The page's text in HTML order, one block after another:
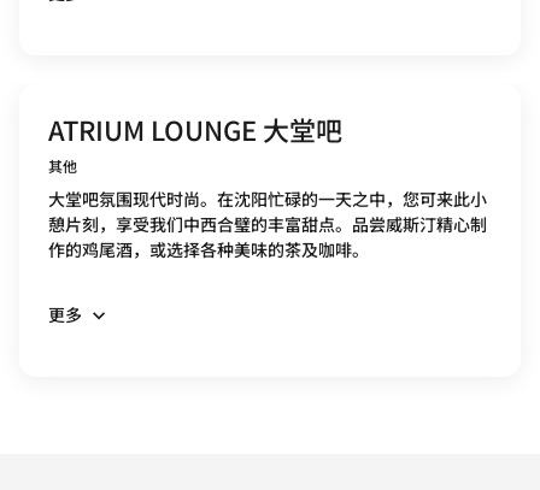
ATRIUM LOUNGE 大堂吧
其他
大堂吧氛围现代时尚。在沈阳忙碌的一天之中，您可来此小
憩片刻，享受我们中西合璧的丰富甜点。品尝威斯汀精心制
作的鸡尾酒，或选择各种美味的茶及咖啡。
更多